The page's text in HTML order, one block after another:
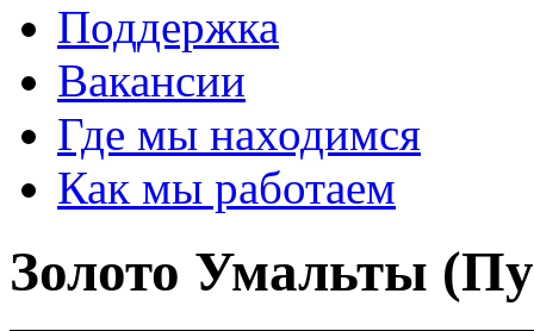
Поддержка
Вакансии
Где мы находимся
Как мы работаем
Золото Умальты